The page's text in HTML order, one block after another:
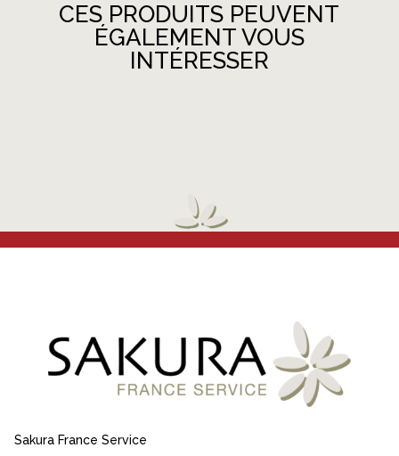
CES PRODUITS PEUVENT
ÉGALEMENT VOUS
INTÉRESSER
Sakura France Service